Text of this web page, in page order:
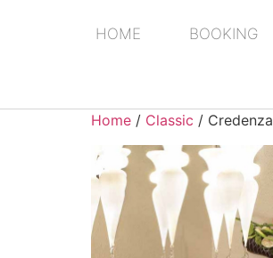
HOME BOOKING
Home / Classic / Credenza